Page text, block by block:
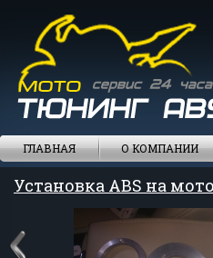
ГЛАВНАЯ О КОМПАНИИ
Установка ABS на